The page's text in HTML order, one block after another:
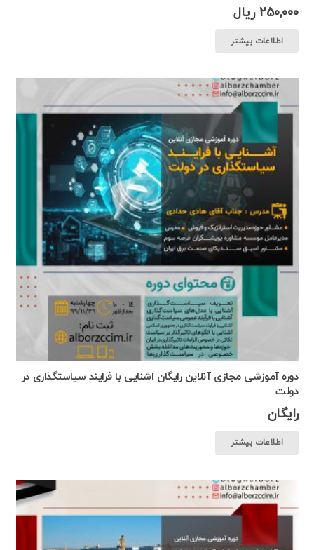
250,000 ریال
اطلاعات بیشتر
دوره آموزشی مجازی آنلاین رایگان اشنایی با فرایند سیاستگذاری در
دولت
رایگان
اطلاعات بیشتر